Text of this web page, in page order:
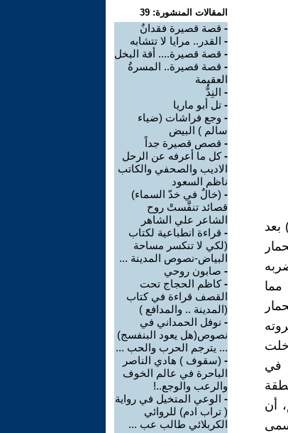
بعد
مما
في
أن
المقالات المنشورة: 39
- قصة قصيرة فقدانٌ
- القدر.. مرايا لا تتشابه
- قصة قصيرة.... أفة البخل
- قصة قصيرة.. المسرةُ
العقيمة
- النِدُّ
- تل أبو ماريا
- وجع فراشات (ضياء
سالم ) البيض
- قصص قصيرة جداً
-كل ما أعرفه عن الرحل
الاديب والصحفي والكاتب
ناظم السعود
- (خالٌ في خدّ السماء)
قصائد تنفَّستْ روح
الشاعر علي الشاهر
- قراءة انطباعية لكتاب
(لكي لا تنكسر مساحة
البياض-نصوص المدينة ...
- صابون روحي
-كاظم الحجاج تحت
القصف قراءة في كتاب
(المدينة .. والمدافع )
- نوفل الحمداني في
نصوص(هل يعود البنفسج)
... يترجم الحرب والحب ...
- (سقوف ) هادي الناصر
الباحرة في عالم الخوف
والرعب والوجع..!
- الوعي المتخيل في رواية
( تراب ادم) للروائي
الكربلائي طالب عب ...